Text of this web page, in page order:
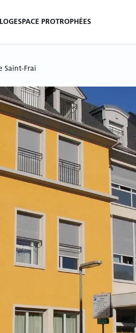
ESPACE PROTROPHÉES
Saint-Frai